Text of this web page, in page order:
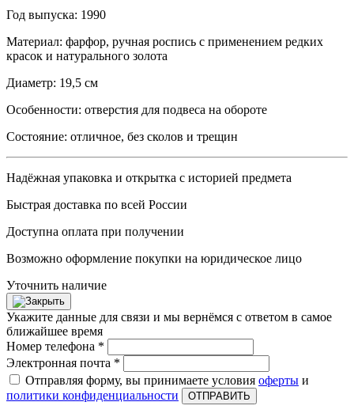
Год выпуска: 1990
Материал: фарфор, ручная роспись с применением редких
красок и натурального золота
Диаметр: 19,5 см
Особенности: отверстия для подвеса на обороте
Состояние: отличное, без сколов и трещин
Надёжная упаковка и открытка с историей предмета
Быстрая доставка по всей России
Доступна оплата при получении
Возможно оформление покупки на юридическое лицо
Уточнить наличие
Укажите данные для связи и мы вернёмся с ответом в самое
ближайшее время
Номер телефона *
Электронная почта *
Отправляя форму, вы принимаете условия оферты и
политики конфиденциальности
ОТПРАВИТЬ